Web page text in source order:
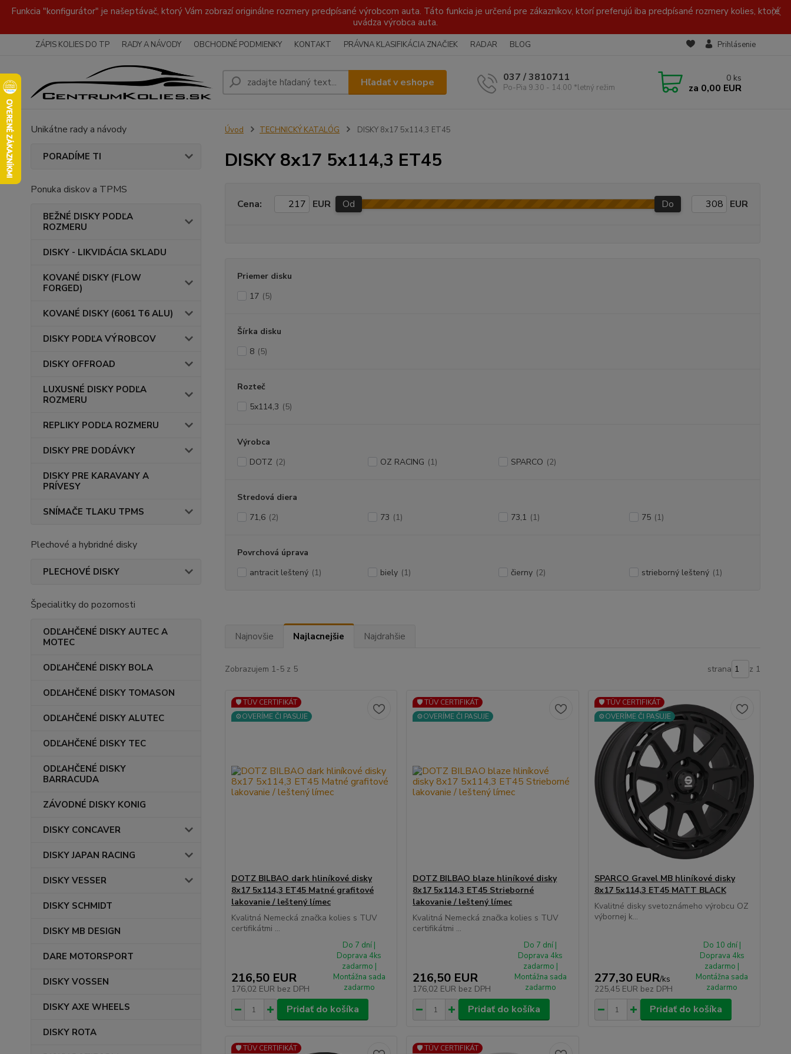
Funkcia "konfigurátor" je našeptávač, ktorý Vám zobrazí originálne rozmery predpísané výrobcom auta. Táto funkcia je určená pre zákazníkov, ktorí preferujú iba predpísané rozmery kolies, ktoré
uvádza výrobca auta.
ZÁPIS KOLIES DO TP RADY A NÁVODY OBCHODNÉ PODMIENKY KONTAKT PRÁVNA KLASIFIKÁCIA ZNAČIEK RADAR BLOG Prihlásenie
Hľadať v eshope 037 / 3810711
Po-Pia 9.30 - 14.00 *letný režim
0 ks
za 0,00 EUR
Unikátne rady a návody
PORADÍME TI
Ponuka diskov a TPMS
BEŽNÉ DISKY PODĽA
ROZMERU
DISKY - LIKVIDÁCIA SKLADU
KOVANÉ DISKY (FLOW
FORGED)
KOVANÉ DISKY (6061 T6 ALU)
DISKY PODĽA VÝROBCOV
DISKY OFFROAD
LUXUSNÉ DISKY PODĽA
ROZMERU
REPLIKY PODĽA ROZMERU
DISKY PRE DODÁVKY
DISKY PRE KARAVANY A
PRÍVESY
SNÍMAČE TLAKU TPMS
Plechové a hybridné disky
PLECHOVÉ DISKY
Špecialitky do pozornosti
ODĽAHČENÉ DISKY AUTEC A
MOTEC
ODĽAHČENÉ DISKY BOLA
ODĽAHČENÉ DISKY TOMASON
ODĽAHČENÉ DISKY ALUTEC
ODĽAHČENÉ DISKY TEC
ODĽAHČENÉ DISKY
BARRACUDA
ZÁVODNÉ DISKY KONIG
DISKY CONCAVER
DISKY JAPAN RACING
DISKY VESSER
DISKY SCHMIDT
DISKY MB DESIGN
DARE MOTORSPORT
DISKY VOSSEN
DISKY AXE WHEELS
DISKY ROTA
Úvod TECHNICKÝ KATALÓG DISKY 8x17 5x114,3 ET45
DISKY 8x17 5x114,3 ET45
Cena: EUR Od Do EUR
Priemer disku
17 (5)
Šírka disku
8 (5)
Rozteč
5x114,3 (5)
Výrobca
DOTZ (2) OZ RACING (1) SPARCO (2)
Stredová diera
71,6 (2) 73 (1) 73,1 (1) 75 (1)
Povrchová úprava
antracit leštený (1) biely (1) čierny (2) strieborný leštený (1)
Najnovšie Najlacnejšie Najdrahšie
Zobrazujem 1-5 z 5 strana z 1
🛡️ TÜV CERTIFIKÁT
⚙️OVERÍME ČI PASUJE
DOTZ BILBAO dark hliníkové disky
8x17 5x114,3 ET45 Matné grafitové
lakovanie / leštený límec
Kvalitná Nemecká značka kolies s TUV
certifikátmi ...
216,50 EUR
176,02 EUR bez DPH
Do 7 dní |
Doprava 4ks
zadarmo |
Montážna sada
zadarmo
Pridať do košíka
🛡️ TÜV CERTIFIKÁT
⚙️OVERÍME ČI PASUJE
DOTZ BILBAO blaze hliníkové disky
8x17 5x114,3 ET45 Strieborné
lakovanie / leštený límec
Kvalitná Nemecká značka kolies s TUV
certifikátmi ...
216,50 EUR
176,02 EUR bez DPH
Do 7 dní |
Doprava 4ks
zadarmo |
Montážna sada
zadarmo
Pridať do košíka
🛡️ TÜV CERTIFIKÁT
⚙️OVERÍME ČI PASUJE
SPARCO Gravel MB hliníkové disky
8x17 5x114,3 ET45 MATT BLACK
Kvalitné disky svetoznámeho výrobcu OZ
výbornej k...
277,30 EUR/ks
225,45 EUR bez DPH
Do 10 dní |
Doprava 4ks
zadarmo |
Montážna sada
zadarmo
Pridať do košíka
🛡️ TÜV CERTIFIKÁT
🛡️ TÜV CERTIFIKÁT